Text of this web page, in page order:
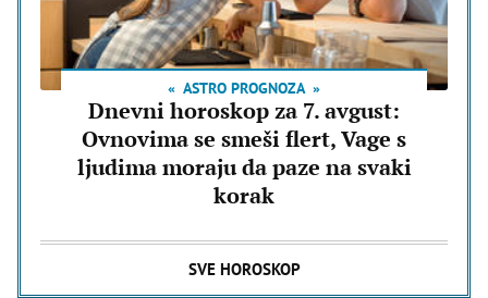
ASTRO PROGNOZA
Dnevni horoskop za 7. avgust:
Ovnovima se smeši flert, Vage s
ljudima moraju da paze na svaki
korak
SVE HOROSKOP